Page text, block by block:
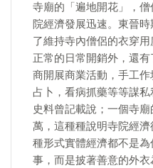
寺廟的「遍地開花」，
院經濟發展迅速。東晉
了維持寺內僧侶的衣穿
正常的日常開銷外，還
商開展商業活動，手工
占卜，看病抓藥等等謀私
史料曾記載說；一個寺
萬，這種種說明寺院經
種形式實體經濟都不是
事，而是披著善意的外